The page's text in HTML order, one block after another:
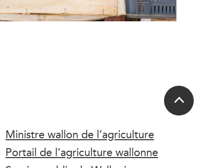
Ministre wallon de l’agriculture
Portail de l’agriculture wallonne